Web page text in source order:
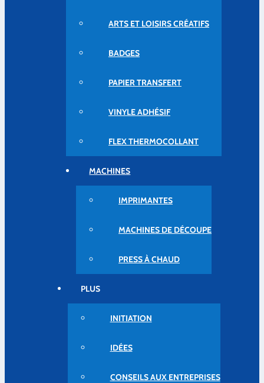
ARTS ET LOISIRS CRÉATIFS
BADGES
PAPIER TRANSFERT
VINYLE ADHÉSIF
FLEX THERMOCOLLANT
MACHINES
IMPRIMANTES
MACHINES DE DÉCOUPE
PRESS À CHAUD
PLUS
INITIATION
IDÉES
CONSEILS AUX ENTREPRISES